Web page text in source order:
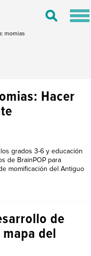
Toggle
momias
Hacer
grados 3-6 y educación
de BrainPOP para
momificación del Antiguo
de
del